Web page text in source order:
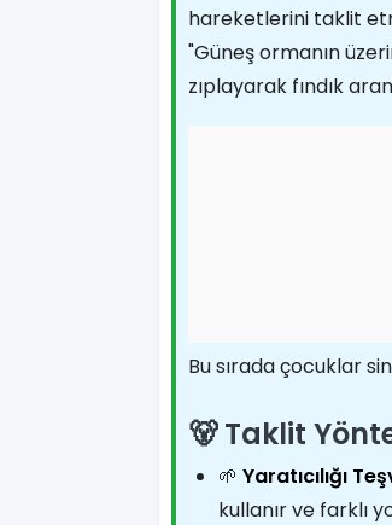
hareketlerini taklit
"Güneş ormanın
zıplayarak fındık
Bu sırada çocuklar
🐻 Taklit
🌱 Yaratıcılığı
kullanır ve farklı